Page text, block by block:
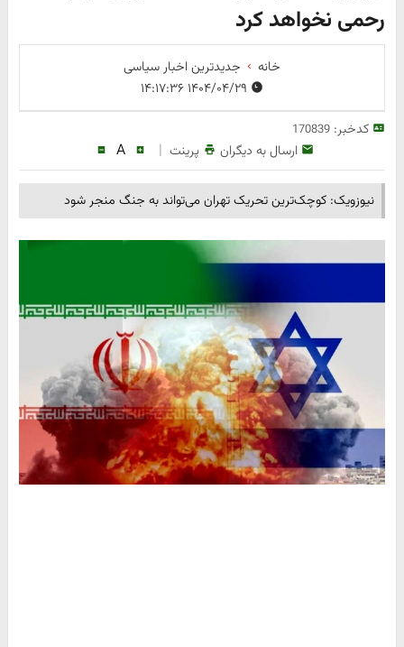
رحمی نخواهد کرد
خانه
جدیدترین اخبار سیاسی
کدخبر:170839
ارسال به دیگران پرینت |
A
نیوزویک: کوچک‌ترین تحریک تهران می‌تواند به جنگ منجر شود